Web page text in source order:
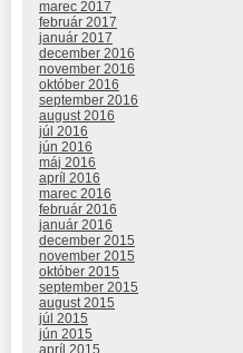
marec 2017
február 2017
január 2017
december 2016
november 2016
október 2016
september 2016
august 2016
júl 2016
jún 2016
máj 2016
apríl 2016
marec 2016
február 2016
január 2016
december 2015
november 2015
október 2015
september 2015
august 2015
júl 2015
jún 2015